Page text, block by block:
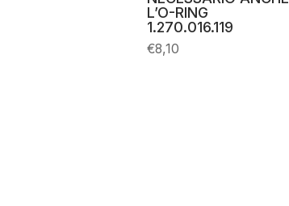
L’O-RING
1.270.016.119
€8,10